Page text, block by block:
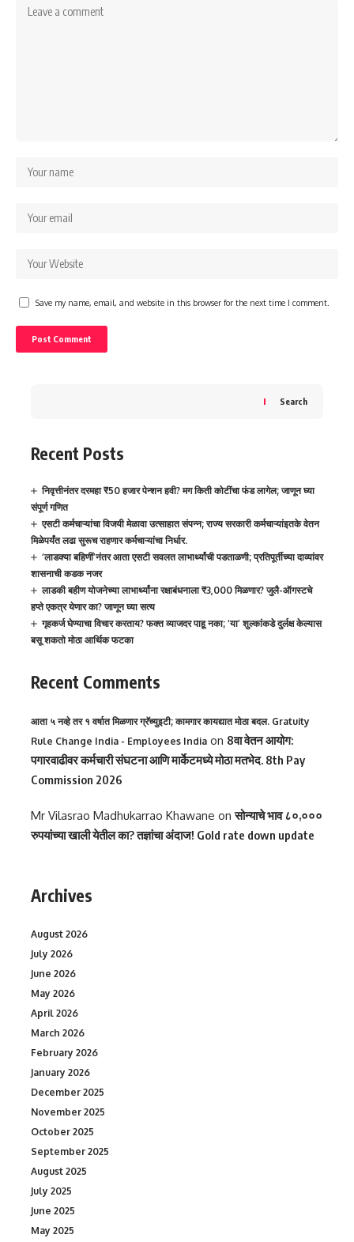
Save my name, email, and website in this browser for the next time I comment.
Search
Recent Posts
निवृत्तीनंतर दरमहा ₹50 हजार पेन्शन हवी? मग किती कोटींचा फंड लागेल; जाणून घ्या
संपूर्ण गणित
एसटी कर्मचाऱ्यांचा विजयी मेळावा उत्साहात संपन्न; राज्य सरकारी कर्मचाऱ्यांइतके वेतन
मिळेपर्यंत लढा सुरूच राहणार कर्मचाऱ्यांचा निर्धार.
‘लाडक्या बहिणीं’नंतर आता एसटी सवलत लाभार्थ्यांची पडताळणी; प्रतिपूर्तीच्या दाव्यांवर
शासनाची कडक नजर
लाडकी बहीण योजनेच्या लाभार्थ्यांना रक्षाबंधनाला ₹3,000 मिळणार? जुलै-ऑगस्टचे
हप्ते एकत्र येणार का? जाणून घ्या सत्य
गृहकर्ज घेण्याचा विचार करताय? फक्त व्याजदर पाहू नका; ‘या’ शुल्कांकडे दुर्लक्ष केल्यास
बसू शकतो मोठा आर्थिक फटका
Recent Comments
आता ५ नव्हे तर १ वर्षात मिळणार ग्रॅच्युइटी; कामगार कायद्यात मोठा बदल. Gratuity
Rule Change India - Employees India on 8वा वेतन आयोग:
पगारवाढीवर कर्मचारी संघटना आणि मार्केटमध्ये मोठा मतभेद. 8th Pay
Commission 2026
Mr Vilasrao Madhukarrao Khawane onसोन्याचे भाव ८०,०००
रुपयांच्या खाली येतील का? तज्ञांचा अंदाज! Gold rate down update
Archives
August 2026
July 2026
June 2026
May 2026
April 2026
March 2026
February 2026
January 2026
December 2025
November 2025
October 2025
September 2025
August 2025
July 2025
June 2025
May 2025